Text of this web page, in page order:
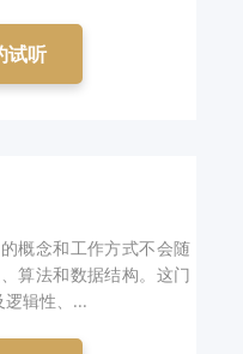
试听
概念和工作方式不会随
算法和数据结构。这门
逻辑性、...